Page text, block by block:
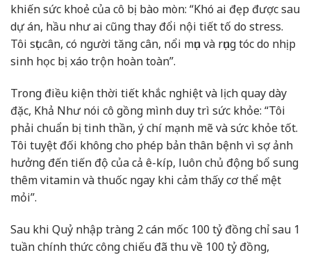
khiến sức khoẻ của cô bị bào mòn: “Khó ai đẹp được sau
dự án, hầu như ai cũng thay đổi nội tiết tố do stress.
Tôi sụt cân, có người tăng cân, nổi mụn và rụng tóc do nhịp
sinh học bị xáo trộn hoàn toàn”.
Trong điều kiện thời tiết khắc nghiệt và lịch quay dày
đặc, Khả Như nói cô gồng mình duy trì sức khỏe: “Tôi
phải chuẩn bị tinh thần, ý chí mạnh mẽ và sức khỏe tốt.
Tôi tuyệt đối không cho phép bản thân bệnh vì sợ ảnh
hưởng đến tiến độ của cả ê-kíp, luôn chủ động bổ sung
thêm vitamin và thuốc ngay khi cảm thấy cơ thể mệt
mỏi”.
Sau khi Quỷ nhập tràng 2 cán mốc 100 tỷ đồng chỉ sau 1
tuần chính thức công chiếu đã thu về 100 tỷ đồng,